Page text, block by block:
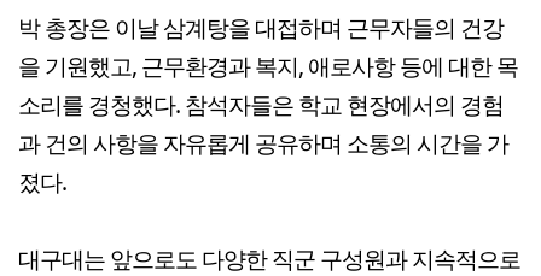
박 총장은 이날 삼계탕을 대접하며 근무자들의 건강
을 기원했고, 근무환경과 복지, 애로사항 등에 대한 목
소리를 경청했다. 참석자들은 학교 현장에서의 경험
과 건의 사항을 자유롭게 공유하며 소통의 시간을 가
졌다.
대구대는 앞으로도 다양한 직군 구성원과 지속적으로